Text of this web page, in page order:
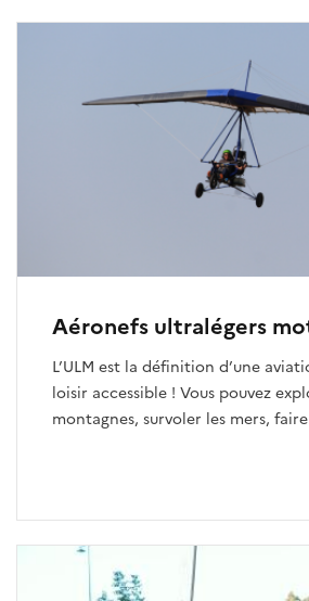
ou être la réplique d'un engin
ludique grâce à l'enrichissement
physiques d'une activité sportive
intellectuels d'une activité
Aéronefs ultralégers
L’ULM est la définition d’une
loisir accessible ! Vous pouvez
montagnes, survoler les mers,
(paramoteur, pendulaire,
aérostat, hélicoptère ultra léger).